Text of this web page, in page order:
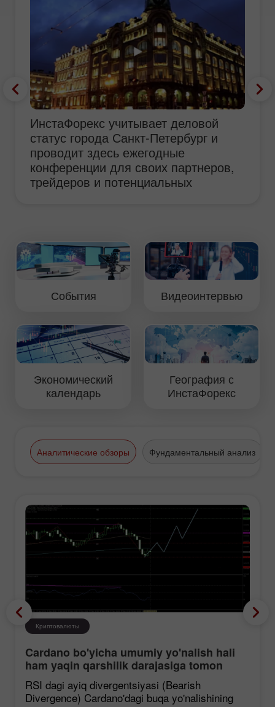
ИнстаФорекс учитывает деловой
статус города Санкт-Петербург и
проводит здесь ежегодные
конференции для своих партнеров,
трейдеров и потенциальных
Петербурга Мэрриотт Ренесанс.
Мероприятие традиционно
посвящено наиболее актуальным
вопросам валютной торговли, а
также возможностям, которые
Форекс.
События Видеоинтервью
Экономический
календарь
География с
ИнстаФорекс
Аналитические обзоры Фундаментальный анализ
Криптовалюты
Cardano bo'yicha umumiy yo'nalish hali
ham yaqin qarshilik darajasiga tomon
mustahkamlanmoqda, garchi korreksiya
ehtimoli mavjud bo'lsa ham.
RSI dagi ayiq divergentsiyasi (Bearish
Divergence) Cardano'dagi buqa yo'nalishining